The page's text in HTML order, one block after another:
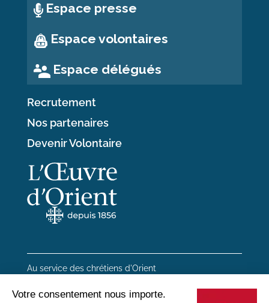
Espace presse
Espace volontaires
Espace délégués
Recrutement
Nos partenaires
Devenir Volontaire
Au service des chrétiens d'Orient
20 rue du Regard 75006 Paris